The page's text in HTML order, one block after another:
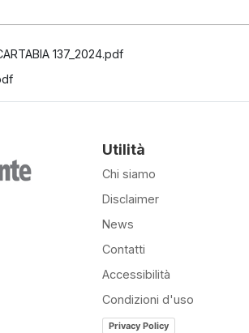
137_2024.pdf
Utilità
Chi siamo
Disclaimer
News
Contatti
Accessibilità
Condizioni d'uso
Privacy Policy